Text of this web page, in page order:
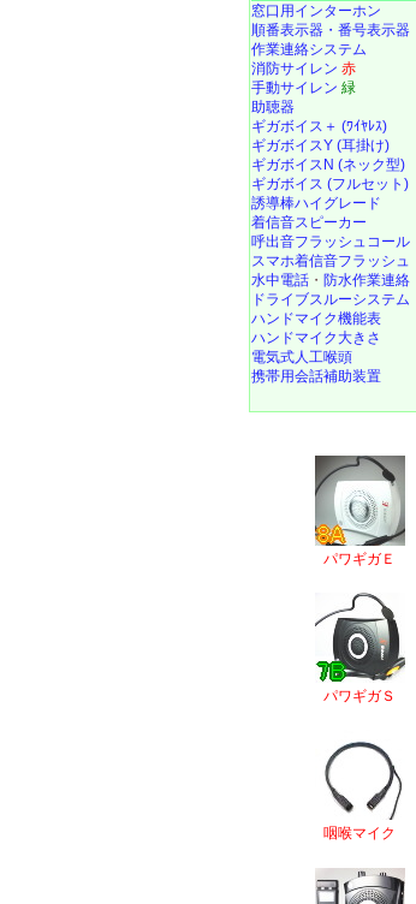
窓口用インターホン
順番表示器・番号表示器
作業連絡システム
消防サイレン 赤
手動サイレン 緑
助聴器
ギガボイス＋ (ﾜｲﾔﾚｽ)
ギガボイスY (耳掛け)
ギガボイスN (ネック型)
ギガボイス (フルセット)
誘導棒ハイグレード
着信音スピーカー
呼出音フラッシュコール
スマホ着信音フラッシュ
水中電話 ・ 防水作業連絡
ドライブスルーシステム
ハンドマイク機能表
ハンドマイク大きさ
電気式人工喉頭
携帯用会話補助装置
パワギガＥ
パワギガＳ
咽喉マイク